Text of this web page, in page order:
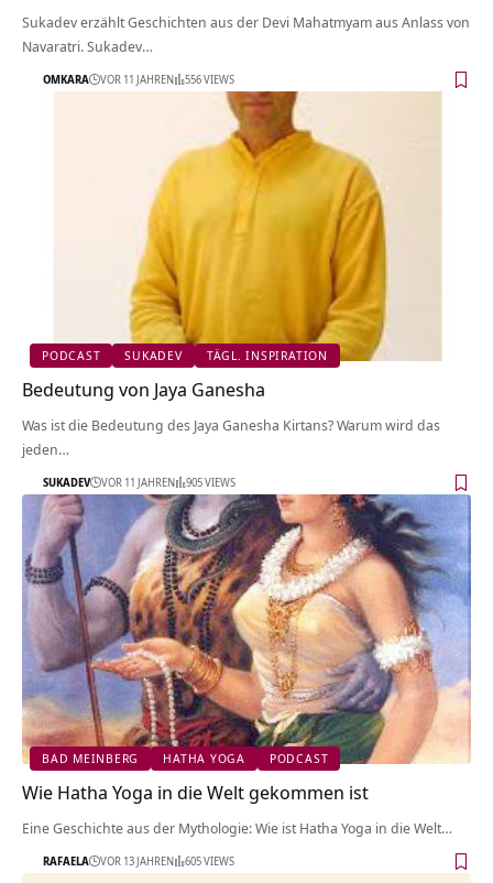
Sukadev erzählt Geschichten aus der Devi Mahatmyam aus Anlass von
Navaratri. Sukadev…
OMKARA VOR 11 JAHREN 556 VIEWS
PODCAST SUKADEV TÄGL. INSPIRATION
Bedeutung von Jaya Ganesha
Was ist die Bedeutung des Jaya Ganesha Kirtans? Warum wird das
jeden…
SUKADEV VOR 11 JAHREN 905 VIEWS
BAD MEINBERG HATHA YOGA PODCAST
Wie Hatha Yoga in die Welt gekommen ist
Eine Geschichte aus der Mythologie: Wie ist Hatha Yoga in die Welt…
RAFAELA VOR 13 JAHREN 605 VIEWS